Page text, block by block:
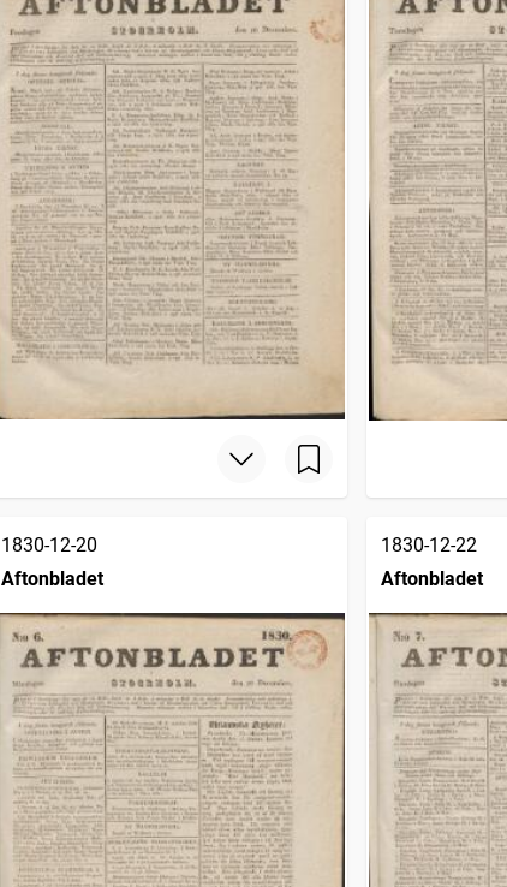
1830-12-20
Aftonbladet
1830-12-22
Aftonbladet